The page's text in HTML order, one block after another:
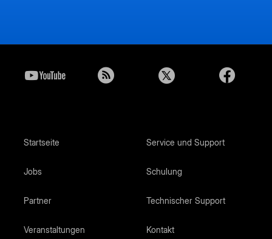
Startseite
Jobs
Partner
Veranstaltungen
Service und Support
Schulung
Technischer Support
Kontakt